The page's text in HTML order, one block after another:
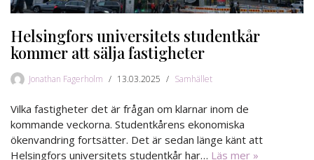
Helsingfors universitets studentkår
kommer att sälja fastigheter
Jonathan Fagerholm 13.03.2025 Samhället
Vilka fastigheter det är frågan om klarnar inom de
kommande veckorna. Studentkårens ekonomiska
ökenvandring fortsätter. Det är sedan länge känt att
Helsingfors universitets studentkår har… Läs mer »